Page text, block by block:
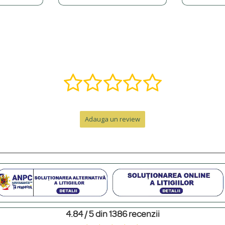
la care se adaugă timpul de livrare.
Pentru un cadou memorabil, poți adăuga o cutie premium cu
Adauga un review
4.84 / 5 din 1386 recenzii